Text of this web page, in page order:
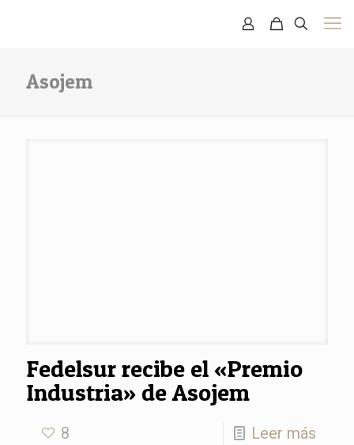
Asojem
Fedelsur recibe el «Premio
Industria» de Asojem
8 Leer más